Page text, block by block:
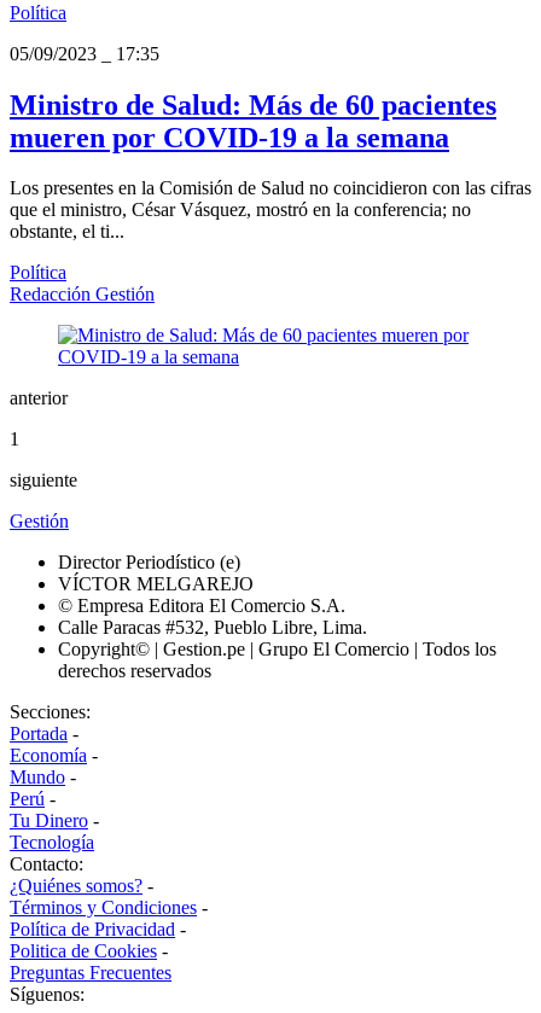
Política
05/09/2023
17:35
Ministro de Salud: Más de 60 pacientes
mueren por COVID-19 a la semana
Los presentes en la Comisión de Salud no coincidieron con las cifras
que el ministro, César Vásquez, mostró en la conferencia; no
obstante, el ti...
Política
Redacción Gestión
anterior
1
siguiente
Gestión
Director Periodístico (e)
VÍCTOR MELGAREJO
© Empresa Editora El Comercio S.A.
Calle Paracas #532, Pueblo Libre, Lima.
Copyright© | Gestion.pe | Grupo El Comercio | Todos los
derechos reservados
Secciones:
Portada -
Economía -
Mundo -
Perú -
Tu Dinero -
Tecnología
Contacto:
¿Quiénes somos? -
Términos y Condiciones -
Política de Privacidad -
Politica de Cookies -
Preguntas Frecuentes
Síguenos: